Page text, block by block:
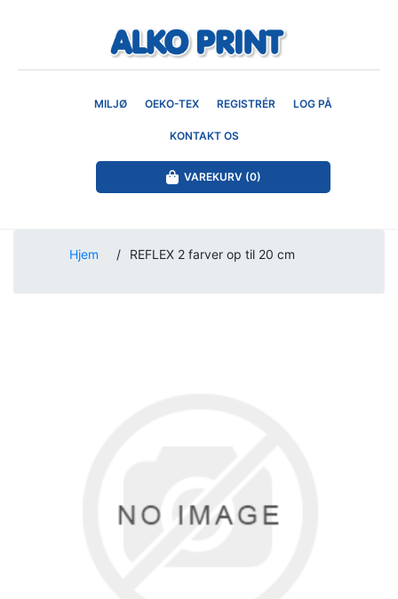
MILJØ OEKO-TEX REGISTRÉR LOG PÅ
KONTAKT OS
VAREKURV (0)
Hjem / REFLEX 2 farver op til 20 cm